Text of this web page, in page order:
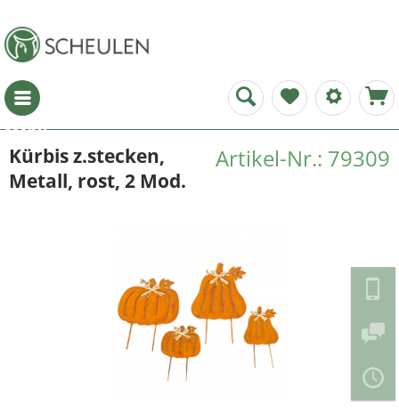
Menü
Artikel-Nr.: 79309
Kürbis z.stecken,
Metall, rost, 2 Mod.